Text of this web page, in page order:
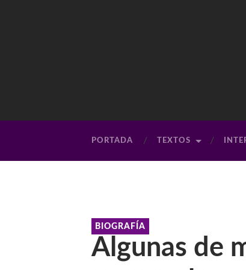
PORTADA TEXTOS
BIOGRAFÍA
Algunas de